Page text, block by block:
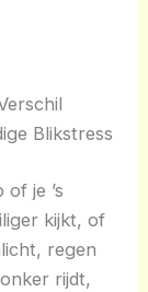
Blikstress
je ’s
kijkt, of
regen
rijdt,